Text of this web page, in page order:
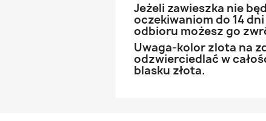
Jeżeli zawieszka nie
oczekiwaniom do 14
odbioru możesz go
Uwaga-kolor zlota na
odzwierciedlać w
blasku złota.